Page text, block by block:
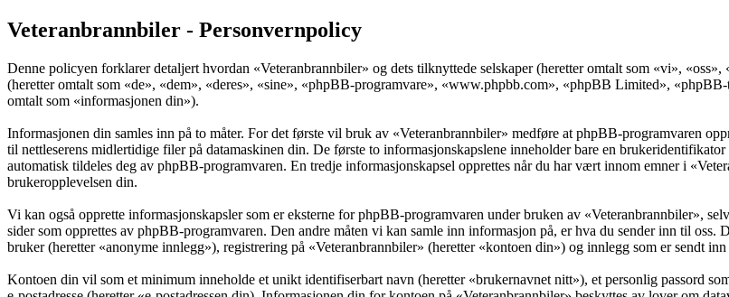
Veteranbrannbiler - Personvernpolicy
Denne policyen forklarer detaljert hvordan «Veteranbrannbiler» og dets tilknyttede selskaper (heretter omtalt som «vi»,
(heretter omtalt som «de», «dem», «deres», «sine», «phpBB-programvare», «www.phpbb.com», «phpBB Limited»,
omtalt som «informasjonen din»).
Informasjonen din samles inn på to måter. For det første vil bruk av «Veteranbrannbiler» medføre at phpBB-programvaren
til nettleserens midlertidige filer på datamaskinen din. De første to informasjonskapslene inneholder bare en
automatisk tildeles deg av phpBB-programvaren. En tredje informasjonskapsel opprettes når du har vært innom emner i
brukeropplevelsen din.
Vi kan også opprette informasjonskapsler som er eksterne for phpBB-programvaren under bruken av «Veteranbrannbiler»,
sider som opprettes av phpBB-programvaren. Den andre måten vi kan samle inn informasjon på, er hva du sender inn til
bruker (heretter «anonyme innlegg»), registrering på «Veteranbrannbiler» (heretter «kontoen din») og innlegg som er sendt
Kontoen din vil som et minimum inneholde et unikt identifiserbart navn (heretter «brukernavnet nitt»), et personlig passord